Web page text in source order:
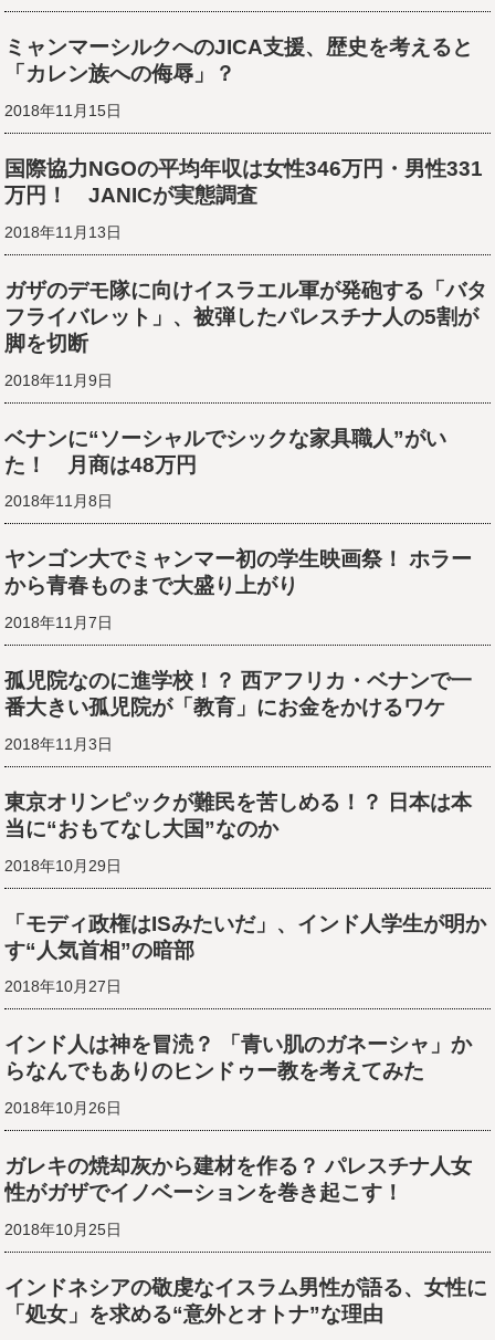
ミャンマーシルクへのJICA支援、歴史を考えると
「カレン族への侮辱」？
2018年11月15日
国際協力NGOの平均年収は女性346万円・男性331
万円！ JANICが実態調査
2018年11月13日
ガザのデモ隊に向けイスラエル軍が発砲する「バタ
フライバレット」、被弾したパレスチナ人の5割が
脚を切断
2018年11月9日
ベナンに“ソーシャルでシックな家具職人”がい
た！ 月商は48万円
2018年11月8日
ヤンゴン大でミャンマー初の学生映画祭！ ホラー
から青春ものまで大盛り上がり
2018年11月7日
孤児院なのに進学校！？ 西アフリカ・ベナンで一
番大きい孤児院が「教育」にお金をかけるワケ
2018年11月3日
東京オリンピックが難民を苦しめる！？ 日本は本
当に“おもてなし大国”なのか
2018年10月29日
「モディ政権はISみたいだ」、インド人学生が明か
す“人気首相”の暗部
2018年10月27日
インド人は神を冒涜？ 「青い肌のガネーシャ」か
らなんでもありのヒンドゥー教を考えてみた
2018年10月26日
ガレキの焼却灰から建材を作る？ パレスチナ人女
性がガザでイノベーションを巻き起こす！
2018年10月25日
インドネシアの敬虔なイスラム男性が語る、女性に
「処女」を求める“意外とオトナ”な理由